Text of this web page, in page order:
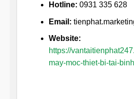
Hotline: 0931 335 628
Email:
Website:
https://
may-moc-thiet-bi-tai-